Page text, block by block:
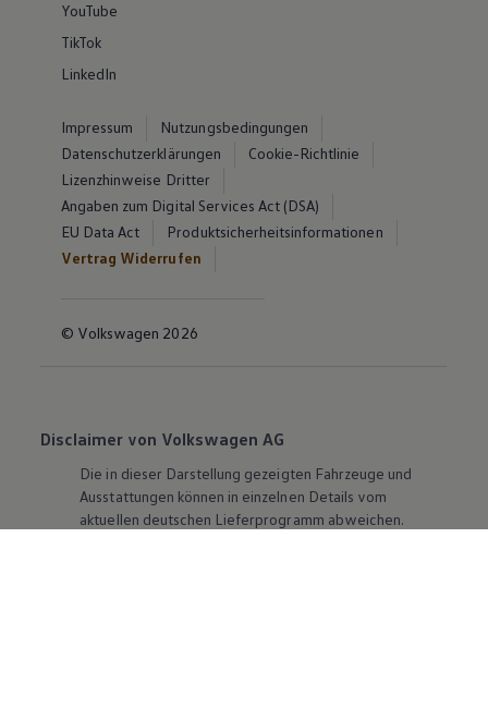
YouTube
TikTok
LinkedIn
Impressum
Nutzungsbedingungen
Datenschutzerklärungen
Cookie-Richtlinie
Lizenzhinweise Dritter
Angaben zum Digital Services Act (DSA)
EU Data Act
Produktsicherheitsinformationen
Vertrag Widerrufen
© Volkswagen 2026
Disclaimer von Volkswagen AG
Die in dieser Darstellung gezeigten Fahrzeuge und
Ausstattungen können in einzelnen Details vom
aktuellen deutschen Lieferprogramm abweichen.